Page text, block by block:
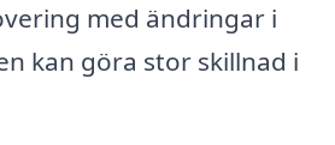
med ändringar i
kan göra stor skillnad i